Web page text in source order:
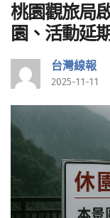
桃園觀旅局
園、活動延
台灣線報
2025-11-11